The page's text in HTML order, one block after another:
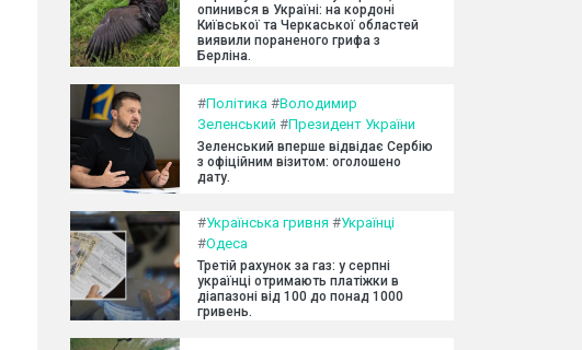
опинився в Україні: на кордоні
Київської та Черкаської областей
виявили пораненого грифа з
Берліна.
#Політика #Володимир
Зеленський #Президент України
Зеленський вперше відвідає Сербію
з офіційним візитом: оголошено
дату.
#Українська гривня #Українці
#Одеса
Третій рахунок за газ: у серпні
українці отримають платіжки в
діапазоні від 100 до понад 1000
гривень.